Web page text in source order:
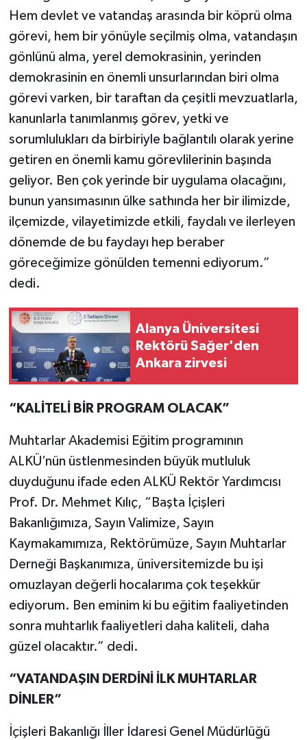
Hem devlet ve vatandaş arasında bir köprü olma
görevi, hem bir yönüyle seçilmiş olma, vatandaşın
gönlünü alma, yerel demokrasinin, yerinden
demokrasinin en önemli unsurlarından biri olma
görevi varken, bir taraftan da çeşitli mevzuatlarla,
kanunlarla tanımlanmış görev, yetki ve
sorumlulukları da birbiriyle bağlantılı olarak yerine
getiren en önemli kamu görevlilerinin başında
geliyor. Ben çok yerinde bir uygulama olacağını,
bunun yansımasının ülke sathında her bir ilimizde,
ilçemizde, vilayetimizde etkili, faydalı ve ilerleyen
dönemde de bu faydayı hep beraber
göreceğimize gönülden temenni ediyorum.”
dedi.
Alanya Üniversitesi
Rektörü Sağer'den
Ankara zirvesi
“KALİTELİ BİR PROGRAM OLACAK”
Muhtarlar Akademisi Eğitim programının
ALKÜ’nün üstlenmesinden büyük mutluluk
duyduğunu ifade eden ALKÜ Rektör Yardımcısı
Prof. Dr. Mehmet Kılıç, “Başta İçişleri
Bakanlığımıza, Sayın Valimize, Sayın
Kaymakamımıza, Rektörümüze, Sayın Muhtarlar
Derneği Başkanımıza, üniversitemizde bu işi
omuzlayan değerli hocalarıma çok teşekkür
ediyorum. Ben eminim ki bu eğitim faaliyetinden
sonra muhtarlık faaliyetleri daha kaliteli, daha
güzel olacaktır.” dedi.
“VATANDAŞIN DERDİNİ İLK MUHTARLAR
DİNLER”
İçişleri Bakanlığı İller İdaresi Genel Müdürlüğü